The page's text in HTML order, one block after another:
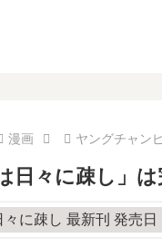
漫画 ヤングチャン
日々に疎し」